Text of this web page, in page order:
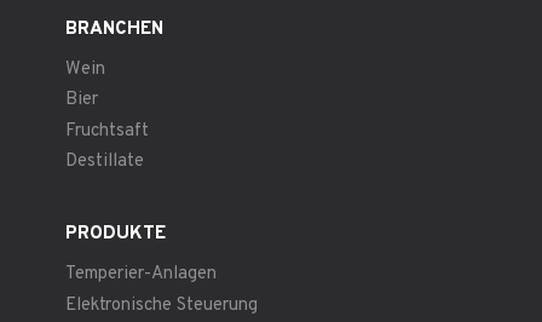
BRANCHEN
Wein
Bier
Fruchtsaft
Destillate
PRODUKTE
Temperier-Anlagen
Elektronische Steuerung